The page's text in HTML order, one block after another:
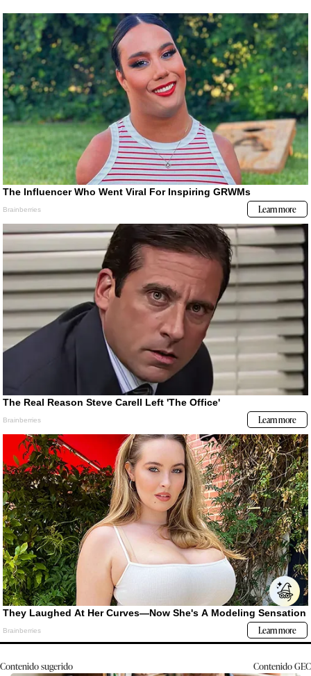
Contenido sugerido ContenidoGEC